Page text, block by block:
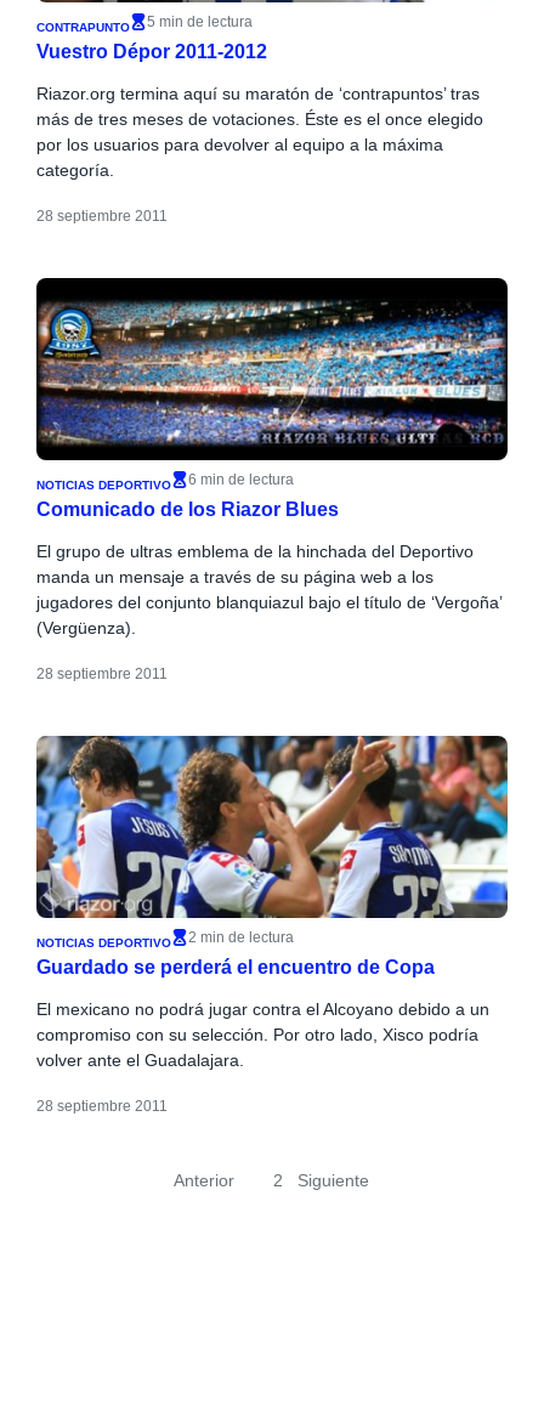
CONTRAPUNTO 5 min de lectura
Vuestro Dépor 2011-2012
Riazor.org termina aquí su maratón de ‘contrapuntos’ tras
más de tres meses de votaciones. Éste es el once elegido
por los usuarios para devolver al equipo a la máxima
categoría.
28 septiembre 2011
NOTICIAS DEPORTIVO 6 min de lectura
Comunicado de los Riazor Blues
El grupo de ultras emblema de la hinchada del Deportivo
manda un mensaje a través de su página web a los
jugadores del conjunto blanquiazul bajo el título de ‘Vergoña’
(Vergüenza).
28 septiembre 2011
NOTICIAS DEPORTIVO 2 min de lectura
Guardado se perderá el encuentro de Copa
El mexicano no podrá jugar contra el Alcoyano debido a un
compromiso con su selección. Por otro lado, Xisco podría
volver ante el Guadalajara.
28 septiembre 2011
Anterior 2 Siguiente